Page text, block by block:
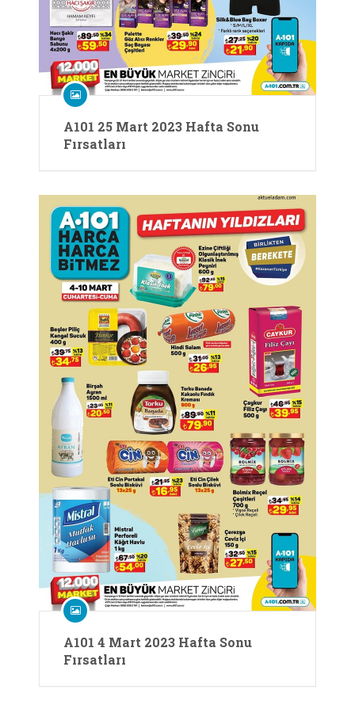
A101 25 Mart 2023 Hafta Sonu
Fırsatları
A101 4 Mart 2023 Hafta Sonu
Fırsatları